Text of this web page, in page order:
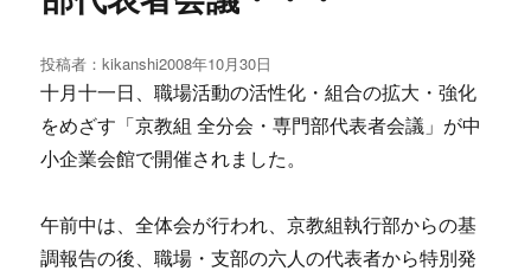
投稿者：kikanshi投
稿
日:
2008年10月30日
十月十一日、職場活動の活性化・組合の拡大・強化
をめざす「京教組 全分会・専門部代表者会議」が中
小企業会館で開催されました。
午前中は、全体会が行われ、京教組執行部からの基
調報告の後、職場・支部の六人の代表者から特別発